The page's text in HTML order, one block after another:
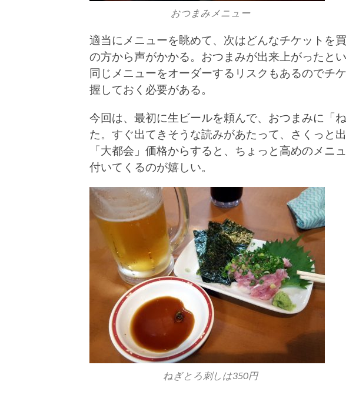
おつまみメニュー
適当にメニューを眺めて、次はどんなチケットを
の方から声がかかる。おつまみが出来上がったと
同じメニューをオーダーするリスクもあるのでチ
握しておく必要がある。
今回は、最初に生ビールを頼んで、おつまみに「
た。すぐ出てきそうな読みがあたって、さくっと
「大都会」価格からすると、ちょっと高めのメニ
付いてくるのが嬉しい。
ねぎとろ刺しは350円